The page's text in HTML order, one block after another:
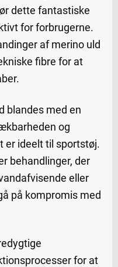
dette fantastiske
for forbrugerne.
af merino uld
fibre for at
blandes med en
og
er ideelt til sportstøj.
behandlinger, der
eller
på kompromis med
for at